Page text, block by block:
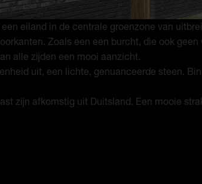
eiland in de centrale groenzone van
Zoals een een burcht, die ook
alle zijden een mooi aanzicht.
uit, een lichte, genuanceerde steen.
zijn afkomstig uit Duitsland. Een mooie